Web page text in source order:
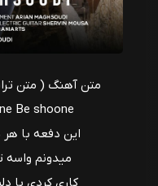
متن آهنگ ( متن
Be shoone
این دفعه با
میدونم واسه
کاری کردی با